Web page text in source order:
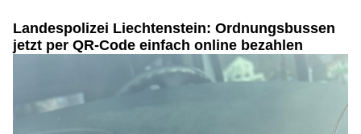
Landespolizei Liechtenstein: Ordnungsbussen
jetzt per QR-Code einfach online bezahlen